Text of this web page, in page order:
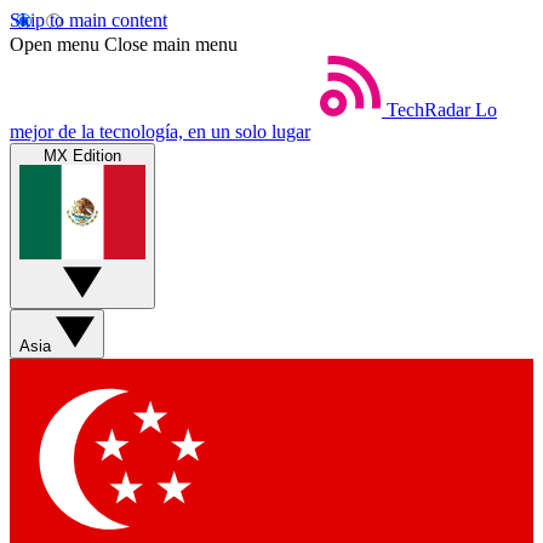
Skip to main content
Open menu Close main menu
TechRadar Lo
mejor de la tecnología, en un solo lugar
MX Edition
Asia